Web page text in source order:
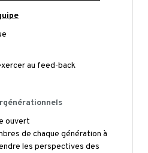
au feed-back
ouvert
de chaque génération à
les perspectives des